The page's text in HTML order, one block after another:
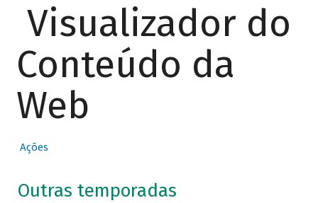
Visualizador do
Conteúdo da
Web
Ações
Outras temporadas